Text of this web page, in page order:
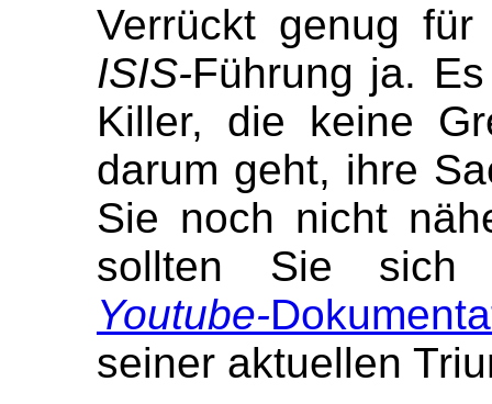
Verrückt genug
ISIS-Führung ja.
Killer, die keine
darum geht, ihre
Sie noch nicht
sollten Sie sich
Youtube-
seiner aktuellen